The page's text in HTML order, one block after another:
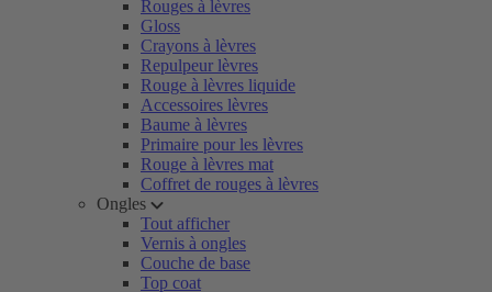
Rouges à lèvres
Gloss
Crayons à lèvres
Repulpeur lèvres
Rouge à lèvres liquide
Accessoires lèvres
Baume à lèvres
Primaire pour les lèvres
Rouge à lèvres mat
Coffret de rouges à lèvres
Ongles
Tout afficher
Vernis à ongles
Couche de base
Top coat